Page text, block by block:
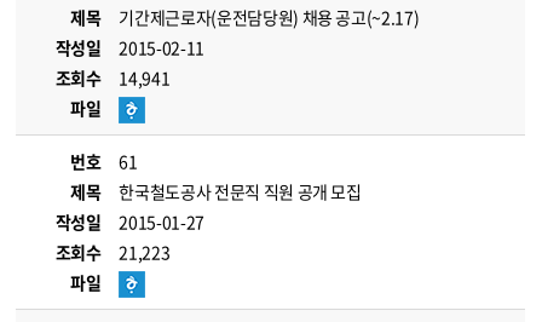
제목
기간제근로자(운전담당원) 채용 공고(~2.17)
작성일
2015-02-11
조회수
14,941
파일
번호
61
제목
한국철도공사 전문직 직원 공개 모집
작성일
2015-01-27
조회수
21,223
파일